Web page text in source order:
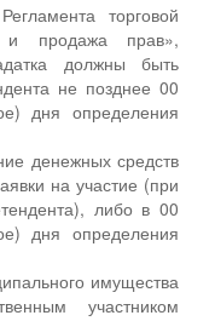
торговой
и продажа прав»,
должны быть
не позднее 00
дня определения
денежных средств
на участие (при
либо в 00
дня определения
имущества
участником